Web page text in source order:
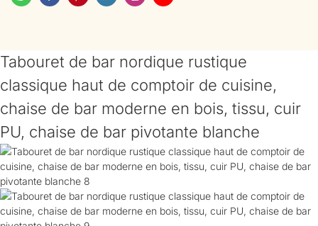
Tabouret de bar nordique rustique
classique haut de comptoir de cuisine,
chaise de bar moderne en bois, tissu, cuir
PU, chaise de bar pivotante blanche